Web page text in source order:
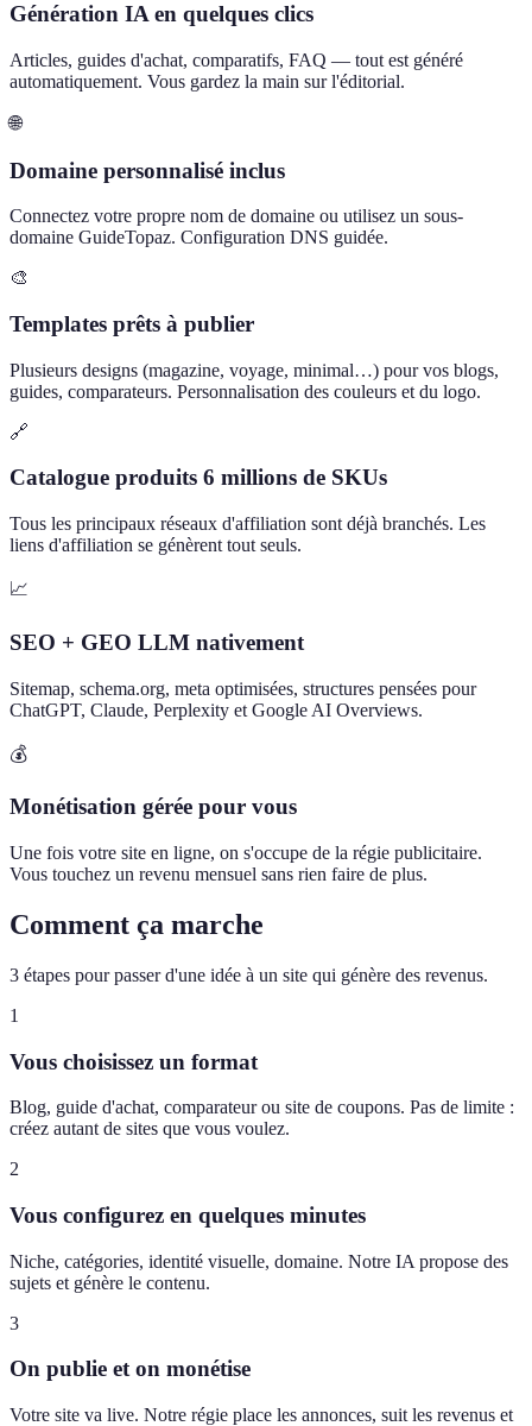
Génération IA en quelques clics
Articles, guides d'achat, comparatifs, FAQ — tout est généré
automatiquement. Vous gardez la main sur l'éditorial.
🌐
Domaine personnalisé inclus
Connectez votre propre nom de domaine ou utilisez un sous-
domaine GuideTopaz. Configuration DNS guidée.
🎨
Templates prêts à publier
Plusieurs designs (magazine, voyage, minimal…) pour vos blogs,
guides, comparateurs. Personnalisation des couleurs et du logo.
🔗
Catalogue produits 6 millions de SKUs
Tous les principaux réseaux d'affiliation sont déjà branchés. Les
liens d'affiliation se génèrent tout seuls.
📈
SEO + GEO LLM nativement
Sitemap, schema.org, meta optimisées, structures pensées pour
ChatGPT, Claude, Perplexity et Google AI Overviews.
💰
Monétisation gérée pour vous
Une fois votre site en ligne, on s'occupe de la régie publicitaire.
Vous touchez un revenu mensuel sans rien faire de plus.
Comment ça marche
3 étapes pour passer d'une idée à un site qui génère des revenus.
1
Vous choisissez un format
Blog, guide d'achat, comparateur ou site de coupons. Pas de limite :
créez autant de sites que vous voulez.
2
Vous configurez en quelques minutes
Niche, catégories, identité visuelle, domaine. Notre IA propose des
sujets et génère le contenu.
3
On publie et on monétise
Votre site va live. Notre régie place les annonces, suit les revenus et